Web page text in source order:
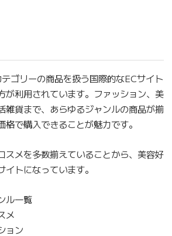
ゴリーの商品を扱う国際的なECサイト
が利用されています。ファッション、美
雑貨まで、あらゆるジャンルの商品が揃
格で購入できることが魅力です。
スメを多数揃えていることから、美容好
トになっています。
ル一覧
メ
ョン